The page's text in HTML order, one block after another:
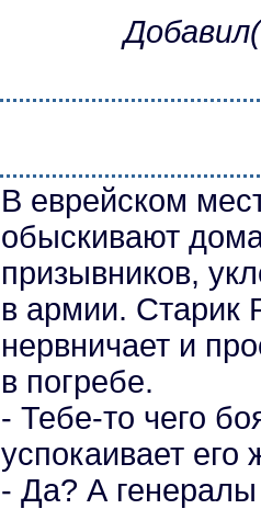
В еврейском
обыскивают
призывников,
в армии. Старик
нервничает и
в погребе.
- Тебе-то чего
успокаивает его
- Да? А